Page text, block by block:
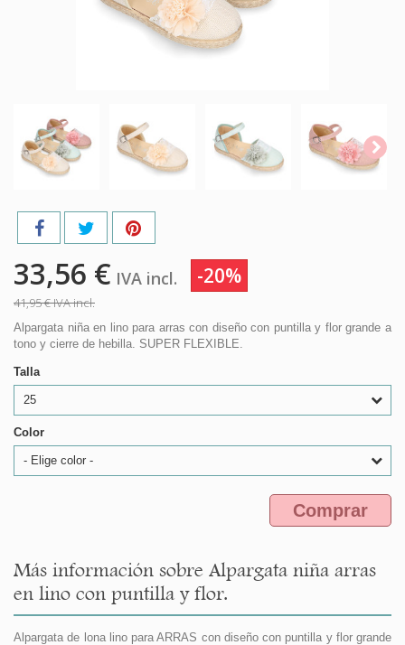
33,56 € IVA incl. -20%
41,95 €IVA incl.
Alpargata niña en lino para arras con diseño con puntilla y flor grande a
tono y cierre de hebilla. SUPER FLEXIBLE.
Talla
25
Color
- Elige color -
Comprar
Más información sobre Alpargata niña arras
en lino con puntilla y flor.
Alpargata de lona lino para ARRAS con diseño con puntilla y flor grande